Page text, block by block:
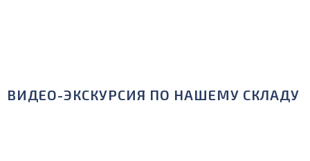
ВИДЕО-ЭКСКУРСИЯ ПО НАШЕМУ СКЛАДУ